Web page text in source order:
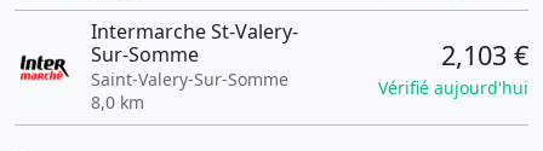
Intermarche St-Valery-
Sur-Somme
Saint-Valery-Sur-Somme
8,0 km
2,103 €
Vérifié aujourd'hui